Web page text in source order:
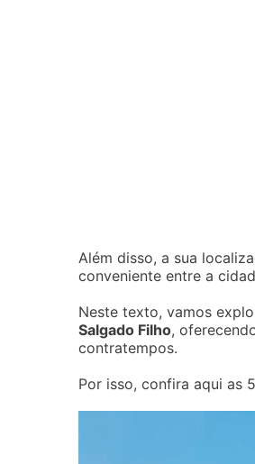
Além disso, a sua
conveniente entre a
Neste texto, vamos
Salgado Filho,
contratempos.
Por isso, confira aqui as